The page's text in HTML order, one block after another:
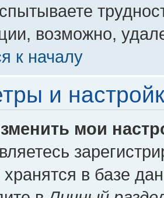
возможно,
к началу
и
мои
хранятся в базе